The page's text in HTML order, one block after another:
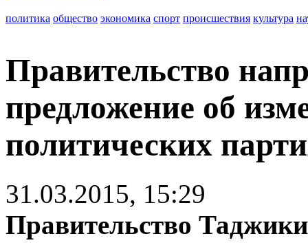
политика общество экономика спорт происшествия культура
Правительство
предложение об
политических
31.03.2015, 15:29
Правительство